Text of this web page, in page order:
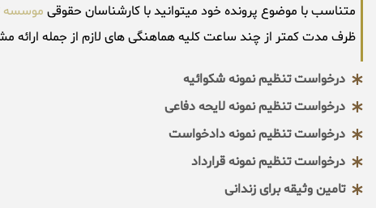
متناسب با موضوع پرونده خود میتوانید با کارشناسان حقوقی موسسه
ظرف مدت کمتر از چند ساعت کلیه هماهنگی های لازم از جمله ارائه
درخواست تنظیم نمونه شکوائیه
درخواست تنظیم نمونه لایحه دفاعی
درخواست تنظیم نمونه دادخواست
درخواست تنظیم نمونه قرارداد
تامین وثیقه برای زندانی